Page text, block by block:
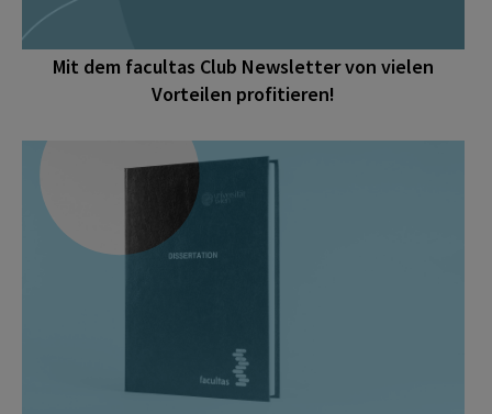
Mit dem facultas Club Newsletter von vielen
Vorteilen profitieren!